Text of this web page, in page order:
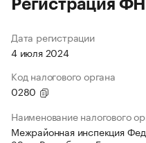
Регистрация
Дата регистрации
4 июля 2024
Код налогового органа
0280
Наименование налогового
Межрайонная инспекция